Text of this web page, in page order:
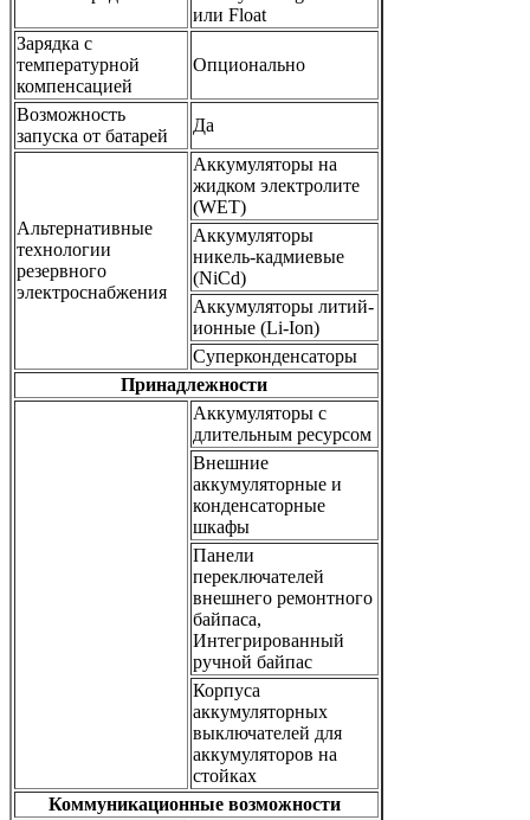
или Float
Зарядка с
температурной
компенсацией
Опционально
Возможность
запуска от батарей
Да
Альтернативные
технологии
резервного
электроснабжения
Аккумуляторы на
жидком электролите
(WET)
Аккумуляторы
никель-кадмиевые
(NiCd)
Аккумуляторы литий-
ионные (Li-Ion)
Cуперконденсаторы
Принадлежности
Аккумуляторы с
длительным ресурсом
Внешние
аккумуляторные и
конденсаторные
шкафы
Панели
переключателей
внешнего ремонтного
байпаса,
Интегрированный
ручной байпас
Корпуса
аккумуляторных
выключателей для
аккумуляторов на
стойках
Коммуникационные возможности